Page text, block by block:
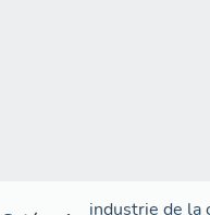
industrie de la